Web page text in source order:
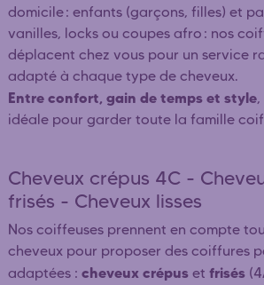
domicile : enfants (garçons, filles) et
vanilles, locks ou coupes afro : nos
déplacent chez vous pour un service
adapté à chaque type de cheveux.
Entre confort, gain de temps et style
idéale pour garder toute la famille
Cheveux crépus 4C -
frisés - Cheveux lisses
Nos coiffeuses prennent en compte
cheveux pour proposer des coiffures
adaptées : cheveux crépus et frisés